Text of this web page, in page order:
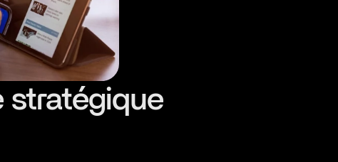
stratégique